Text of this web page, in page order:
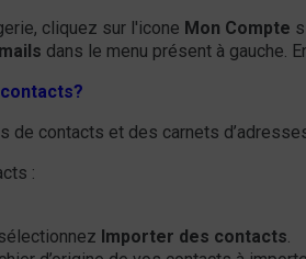
cliquez sur l'icone Mon Compte
dans le menu présent à gauche.
de contacts et des carnets
:
Importer des contacts.